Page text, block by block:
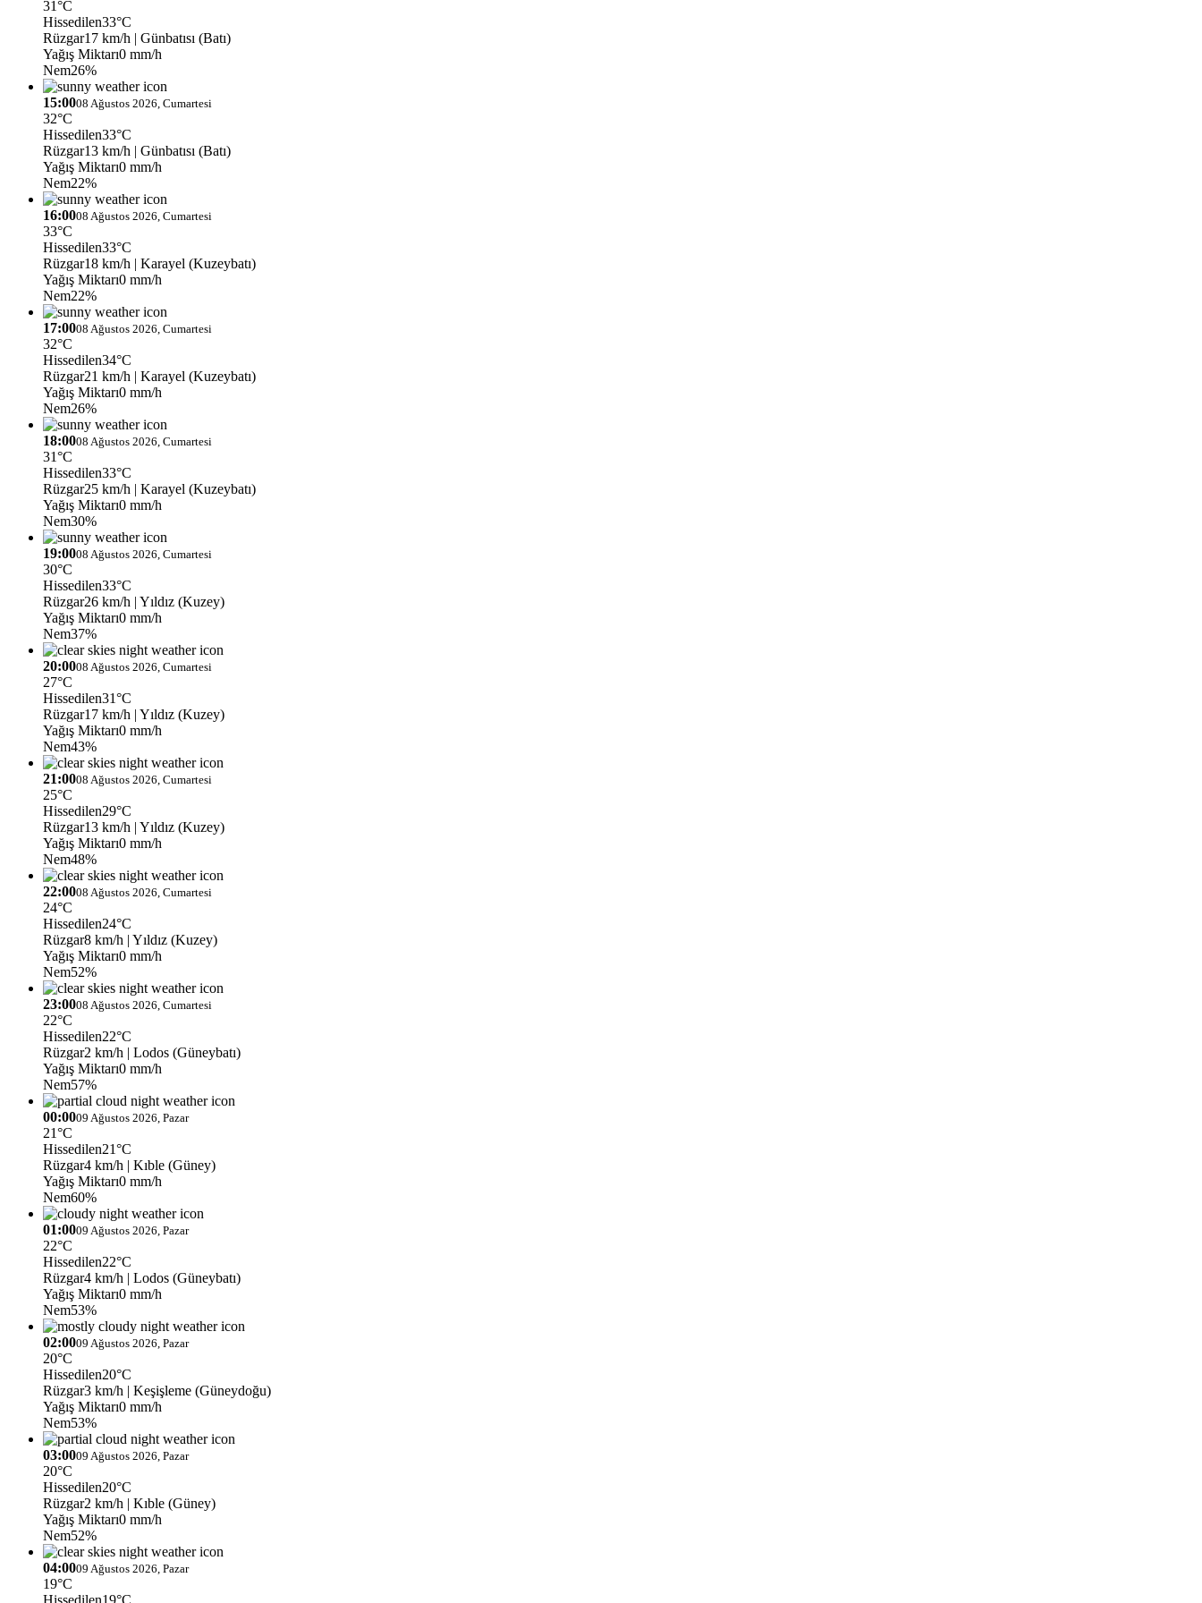
31°C
Hissedilen33°C
Rüzgar17 km/h | Günbatısı (Batı)
Yağış Miktarı0 mm/h
Nem26%
15:0008 Ağustos 2026, Cumartesi
32°C
Hissedilen33°C
Rüzgar13 km/h | Günbatısı (Batı)
Yağış Miktarı0 mm/h
Nem22%
16:0008 Ağustos 2026, Cumartesi
33°C
Hissedilen33°C
Rüzgar18 km/h | Karayel (Kuzeybatı)
Yağış Miktarı0 mm/h
Nem22%
17:0008 Ağustos 2026, Cumartesi
32°C
Hissedilen34°C
Rüzgar21 km/h | Karayel (Kuzeybatı)
Yağış Miktarı0 mm/h
Nem26%
18:0008 Ağustos 2026, Cumartesi
31°C
Hissedilen33°C
Rüzgar25 km/h | Karayel (Kuzeybatı)
Yağış Miktarı0 mm/h
Nem30%
19:0008 Ağustos 2026, Cumartesi
30°C
Hissedilen33°C
Rüzgar26 km/h | Yıldız (Kuzey)
Yağış Miktarı0 mm/h
Nem37%
20:0008 Ağustos 2026, Cumartesi
27°C
Hissedilen31°C
Rüzgar17 km/h | Yıldız (Kuzey)
Yağış Miktarı0 mm/h
Nem43%
21:0008 Ağustos 2026, Cumartesi
25°C
Hissedilen29°C
Rüzgar13 km/h | Yıldız (Kuzey)
Yağış Miktarı0 mm/h
Nem48%
22:0008 Ağustos 2026, Cumartesi
24°C
Hissedilen24°C
Rüzgar8 km/h | Yıldız (Kuzey)
Yağış Miktarı0 mm/h
Nem52%
23:0008 Ağustos 2026, Cumartesi
22°C
Hissedilen22°C
Rüzgar2 km/h | Lodos (Güneybatı)
Yağış Miktarı0 mm/h
Nem57%
00:0009 Ağustos 2026, Pazar
21°C
Hissedilen21°C
Rüzgar4 km/h | Kıble (Güney)
Yağış Miktarı0 mm/h
Nem60%
01:0009 Ağustos 2026, Pazar
22°C
Hissedilen22°C
Rüzgar4 km/h | Lodos (Güneybatı)
Yağış Miktarı0 mm/h
Nem53%
02:0009 Ağustos 2026, Pazar
20°C
Hissedilen20°C
Rüzgar3 km/h | Keşişleme (Güneydoğu)
Yağış Miktarı0 mm/h
Nem53%
03:0009 Ağustos 2026, Pazar
20°C
Hissedilen20°C
Rüzgar2 km/h | Kıble (Güney)
Yağış Miktarı0 mm/h
Nem52%
04:0009 Ağustos 2026, Pazar
19°C
Hissedilen19°C